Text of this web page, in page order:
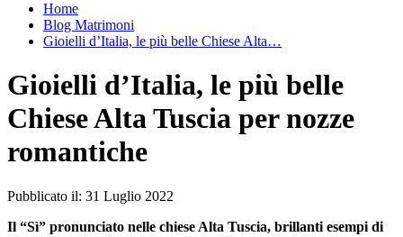
Home
Blog Matrimoni
Gioielli d’Italia, le più belle Chiese Alta…
Gioielli d’Italia, le più belle
Chiese Alta Tuscia per nozze
romantiche
Pubblicato il: 31 Luglio 2022
Il “Sì” pronunciato nelle chiese Alta Tuscia, brillanti esempi di